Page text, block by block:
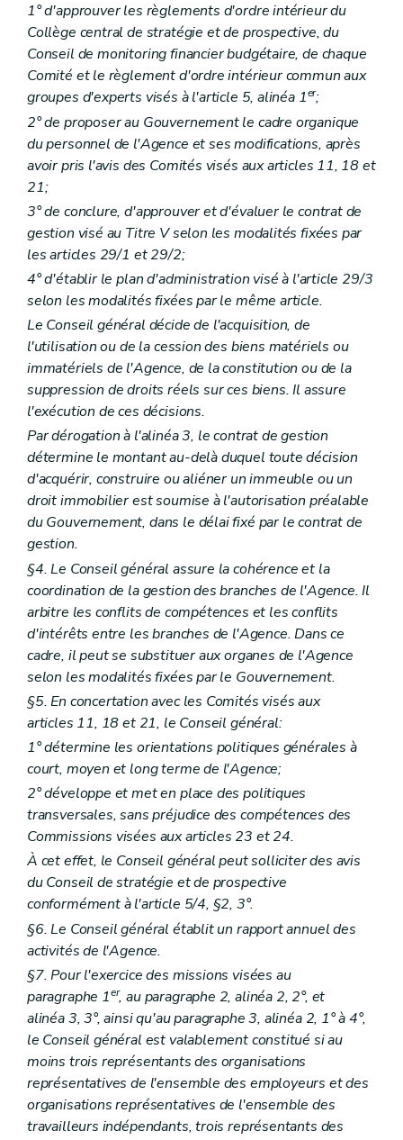
Art. 195
Art. 196
Sous-section 5 Pôle communication
Art. 197
Sous-section 6 Obligations des centres de planning familial
Sous-section 6.1 Gestion journalière
Art. 198
Art. 199
Art. 200
Art. 201
Art. 202
Art. 203
Art. 204
Art. 205
Section 6.3 Travail en réseau
Art. 206
Sous-section 6.4 Coût des prestations
Art. 207
Art. 208
Art. 209
Art. 210
Sous-section 6.5 Accessibilité et infrastructure
Art. 211
Art. 212
Art. 213
Art. 214
Art. 215
Sous-section 6.6 Cadastre de l'offre
Art. 216
Sous-section 6.7 Recueil de données socio-épidémiologiques
Section 3 Organisation de l'offre de services
Art. 218
Section 4 Programmation et agrément
Sous-section 1re
Programmation
Art. 218/1
Art. 218/2
Sous-section 2 Agrément
Art. 218/3
Art. 218/4
Art. 218/5
Section 5 Subventionnement
Art. 218/6
Art. 218/7
Art. 218/8
Art. 218/9
Art. 218/10
Art. 218/11
Section 6 Évaluation Contrôle - Sanctions
Art. 218/12
Art. 218/13
Art. 218/14
Art. 218/15
Art. 218/16
Art. 218/17
Art. 218/18
Chapitre III Fédérations de centres de planning familial
Art. 218/19
Chapitre IV Dispositions transitoires
Art. 218/20
Art. 218/21
Art. 218/22
Titre III Services d'aide aux familles et aux aînés
Chapitre Ier
Définitions
Art. 219
1° d'approuver les règlements d'ordre intérieur du
Collège central de stratégie et de prospective, du
Conseil de monitoring financier budgétaire, de chaque
Comité et le règlement d'ordre intérieur commun aux
groupes d'experts visés à l'article 5, alinéa 1er;
2° de proposer au Gouvernement le cadre organique
du personnel de l'Agence et ses modifications, après
avoir pris l'avis des Comités visés aux articles 11, 18 et
21;
3° de conclure, d'approuver et d'évaluer le contrat de
gestion visé au Titre V selon les modalités fixées par
les articles 29/1 et 29/2;
4° d'établir le plan d'administration visé à l'article 29/3
selon les modalités fixées par le même article.
Le Conseil général décide de l'acquisition, de
l'utilisation ou de la cession des biens matériels ou
immatériels de l'Agence, de la constitution ou de la
suppression de droits réels sur ces biens. Il assure
l'exécution de ces décisions.
Par dérogation à l'alinéa 3, le contrat de gestion
détermine le montant au-delà duquel toute décision
d'acquérir, construire ou aliéner un immeuble ou un
droit immobilier est soumise à l'autorisation préalable
du Gouvernement, dans le délai fixé par le contrat de
gestion.
§4. Le Conseil général assure la cohérence et la
coordination de la gestion des branches de l'Agence. Il
arbitre les conflits de compétences et les conflits
d'intérêts entre les branches de l'Agence. Dans ce
cadre, il peut se substituer aux organes de l'Agence
selon les modalités fixées par le Gouvernement.
§5. En concertation avec les Comités visés aux
articles 11, 18 et 21, le Conseil général:
1° détermine les orientations politiques générales à
court, moyen et long terme de l'Agence;
2° développe et met en place des politiques
transversales, sans préjudice des compétences des
Commissions visées aux articles 23 et 24.
À cet effet, le Conseil général peut solliciter des avis
du Conseil de stratégie et de prospective
conformément à l'article 5/4, §2, 3°.
§6. Le Conseil général établit un rapport annuel des
activités de l'Agence.
§7. Pour l'exercice des missions visées au
paragraphe 1er, au paragraphe 2, alinéa 2, 2°, et
alinéa 3, 3°, ainsi qu'au paragraphe 3, alinéa 2, 1° à 4°,
le Conseil général est valablement constitué si au
moins trois représentants des organisations
représentatives de l'ensemble des employeurs et des
organisations représentatives de l'ensemble des
travailleurs indépendants, trois représentants des